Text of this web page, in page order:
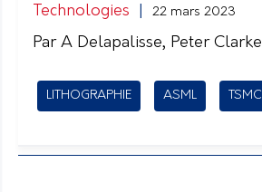
Technologies 22 mars 2023
Par A Delapalisse, Peter Clarke
LITHOGRAPHIE ASML TSMC